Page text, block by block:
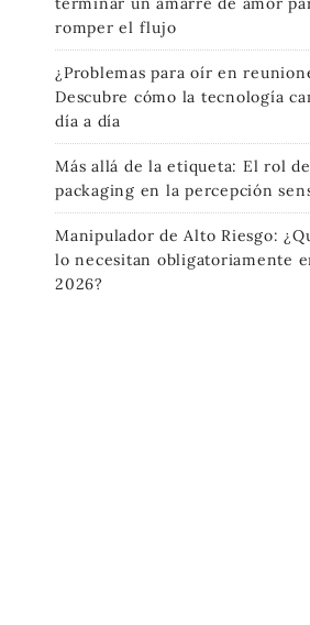
romper el flujo
¿Problemas para oír en
Descubre cómo la tecnología
día a día
Más allá de la etiqueta: El rol
packaging en la percepción
Manipulador de Alto Riesgo:
lo necesitan obligatoriamente
2026?